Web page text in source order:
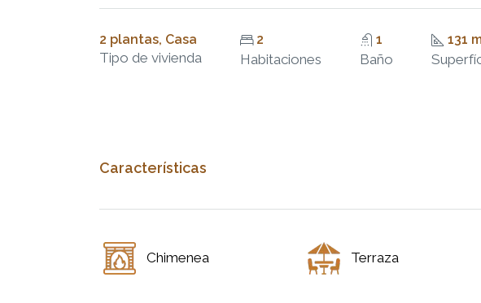
2 plantas, Casa
Tipo de vivienda
2
Habitaciones
1
Baño
131
Características
Chimenea Terraza